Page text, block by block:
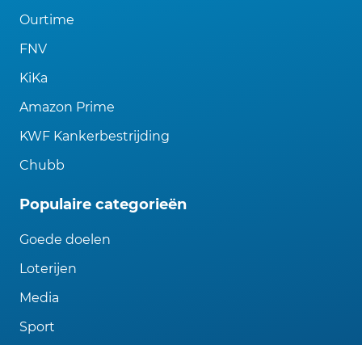
Ourtime
FNV
KiKa
Amazon Prime
KWF Kankerbestrijding
Chubb
Populaire categorieën
Goede doelen
Loterijen
Media
Sport